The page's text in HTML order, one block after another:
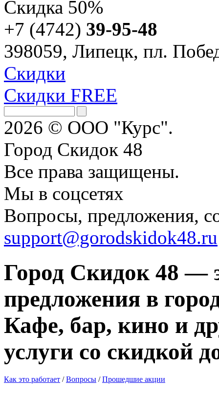
Скидка 50%
+7 (4742) 39-95-48
398059, Липецк, пл.
Скидки
Скидки FREE
2026 © ООО "Курс".
Город Скидок 48
Все права защищены.
Мы в соцсетях
Вопросы, предложения,
support@gorodskidok48.ru
Город Скидок 48 —
предложения в
Кафе, бар, кино и
услуги со скидкой
Как это работает / Вопросы / Прошедшие акции